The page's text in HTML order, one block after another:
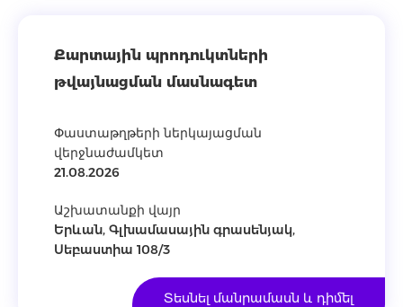
Քարտային պրոդուկտների
թվայնացման մասնագետ
Փաստաթղթերի ներկայացման
վերջնաժամկետ
21.08.2026
Աշխատանքի վայր
Երևան, Գլխամասային գրասենյակ,
Սեբաստիա 108/3
Տեսնել մանրամասն և դիմել